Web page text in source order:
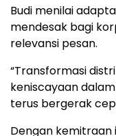
Budi menilai
mendesak bagi
relevansi pesan.
“Transformasi
keniscayaan
terus bergerak
Dengan kemitraan